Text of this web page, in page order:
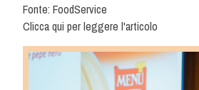
Fonte: FoodService
Clicca qui per leggere l'articolo